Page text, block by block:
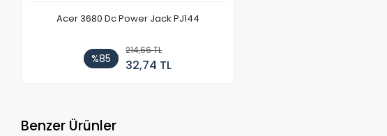
Acer 3680 Dc Power Jack PJ144
%85
214,66 TL
32,74 TL
Benzer Ürünler